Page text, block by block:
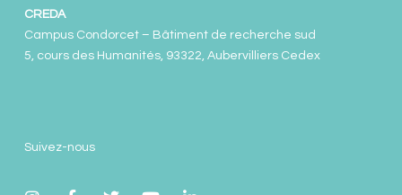
CREDA
Campus Condorcet – Bâtiment de recherche sud
5, cours des Humanités, 93322, Aubervilliers Cedex
Suivez-nous